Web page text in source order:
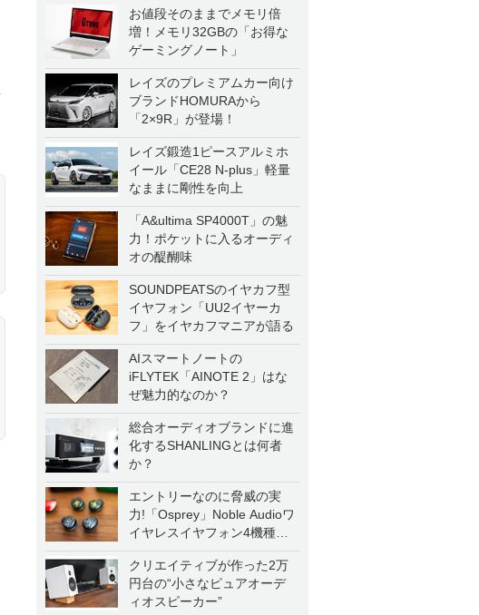
お値段そのままでメモリ倍
増！メモリ32GBの「お得な
ゲーミングノート」
レイズのプレミアムカー向け
ブランドHOMURAから
「2×9R」が登場！
レイズ鍛造1ピースアルミホ
イール「CE28 N-plus」軽量
なままに剛性を向上
「A&ultima SP4000T」の魅
力！ポケットに入るオーディ
オの醍醐味
SOUNDPEATSのイヤカフ型
イヤフォン「UU2イヤーカ
フ」をイヤカフマニアが語る
AIスマートノートの
iFLYTEK「AINOTE 2」はな
ぜ魅力的なのか？
総合オーディオブランドに進
化するSHANLINGとは何者
か？
エントリーなのに脅威の実
力!「Osprey」Noble Audioワ
イヤレスイヤフォン4機種を
一気に聴く
クリエイティブが作った2万
円台の“小さなピュアオーデ
ィオスピーカー”